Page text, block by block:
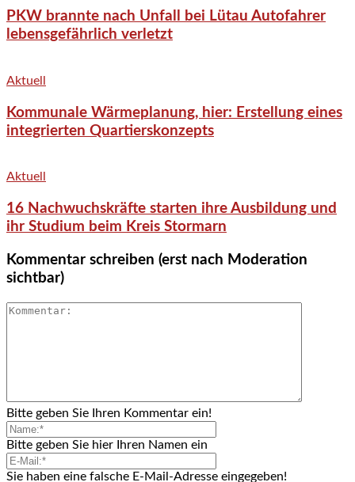
PKW brannte nach Unfall bei Lütau Autofahrer
lebensgefährlich verletzt
Aktuell
Kommunale Wärmeplanung, hier: Erstellung eines
integrierten Quartierskonzepts
Aktuell
16 Nachwuchskräfte starten ihre Ausbildung und
ihr Studium beim Kreis Stormarn
Kommentar schreiben (erst nach Moderation
sichtbar)
Bitte geben Sie Ihren Kommentar ein!
Bitte geben Sie hier Ihren Namen ein
Sie haben eine falsche E-Mail-Adresse eingegeben!